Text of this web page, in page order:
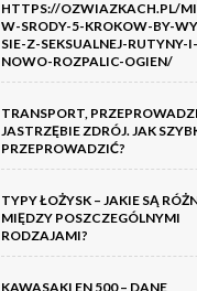
HTTPS://OZWIAZKACH.PL/
W-SRODY-5-KROKOW-BY-
SIE-Z-SEKSUALNEJ-RUTYNY-
NOWO-ROZPALIC-OGIEN/
TRANSPORT,
JASTRZĘBIE ZDRÓJ. JAK
PRZEPROWADZIĆ?
TYPY ŁOŻYSK – JAKIE SĄ
MIĘDZY POSZCZEGÓLNYMI
RODZAJAMI?
KAWASAKI EN 500 – DANE